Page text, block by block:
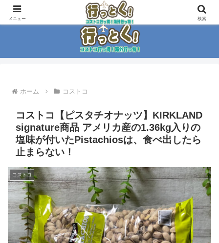
コストコ大好き家族がイチ押商品紹介！！
ホーム コストコ
コストコ【ピスタチオナッツ】KIRKLAND
signature商品 アメリカ産の1.36kg入りの
塩味が付いたPistachiosは、食べ出したら
止まらない！
コストコ
メニュー 検索